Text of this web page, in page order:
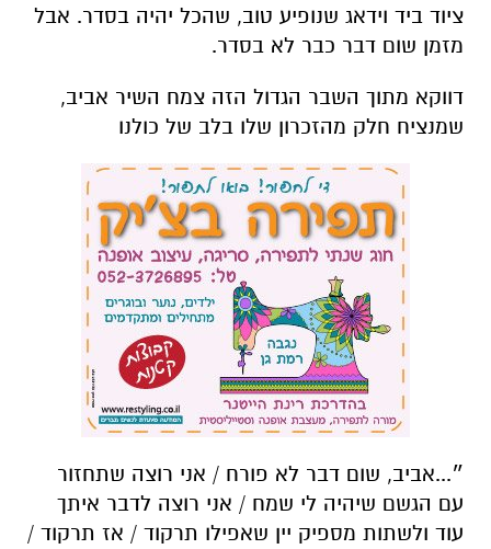
ציוד ביד וידאג שנופיע טוב, שהכל יהיה בסדר. אבל
מזמן שום דבר כבר לא בסדר.
דווקא מתוך השבר הגדול הזה צמח השיר אביב,
שמנציח חלק מהזכרון שלו בלב של כולנו
״...אביב, שום דבר לא פורח / אני רוצה שתחזור
עם הגשם שיהיה לי שמח / אני רוצה לדבר איתך
עוד ולשתות מספיק יין שאפילו תרקוד / אז תרקוד /